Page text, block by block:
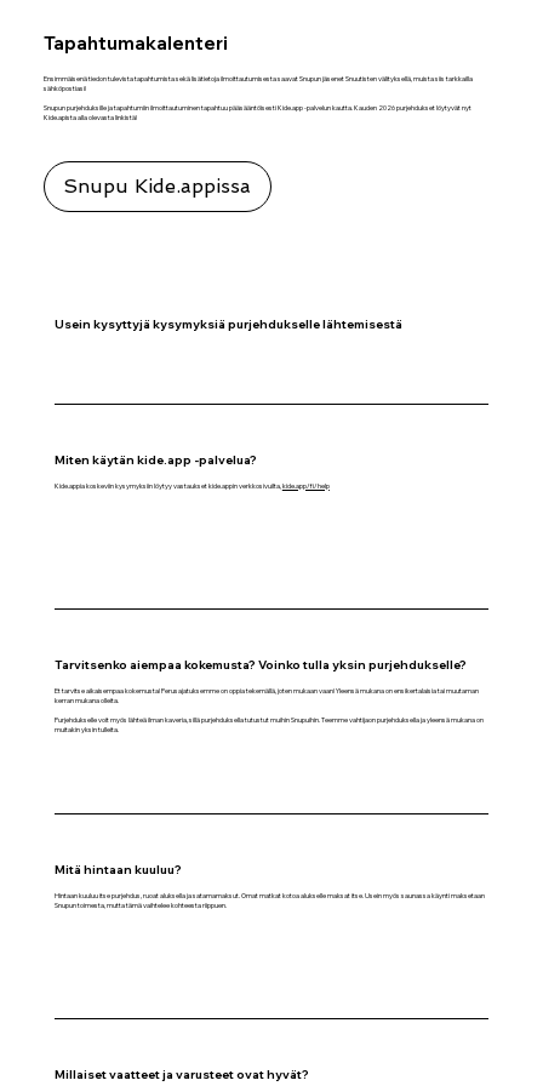
Tapahtumakalenteri
Ensimmäisenä tiedon tulevista tapahtumista sekä lisätietoja ilmoittautumisesta saavat Snupun jäsenet Snuutisten välityksellä, muista siis tarkkailla
sähköpostiasi!
Snupun purjehduksille ja tapahtumiin ilmoittautuminen tapahtuu pääsääntöisesti Kide.app -palvelun kautta. Kauden 2026 purjehdukset löytyvät nyt
Kide.apista alla olevasta linkistä!
Snupu Kide.appissa
Usein kysyttyjä kysymyksiä purjehdukselle lähtemisestä
Miten käytän kide.app -palvelua?
Kide.appia koskeviin kysymyksiin löytyy vastaukset kide.appin verkkosivuilta, kide.app/fi/help
Tarvitsenko aiempaa kokemusta? Voinko tulla yksin purjehdukselle?
Et tarvitse aikaisempaa kokemusta! Perusajatuksemme on oppia tekemällä, joten mukaan vaan! Yleensä mukana on ensikertalaisia tai muutaman
kerran mukana olleita.
Purjehdukselle voit myös lähteä ilman kaveria, sillä purjehduksella tutustut muihin Snupuihin. Teemme vahtijaon purjehduksella ja yleensä mukana on
muitakin yksin tulleita.
Mitä hintaan kuuluu?
Hintaan kuuluu itse purjehdus, ruoat aluksella ja satamamaksut. Omat matkat kotoa alukselle maksat itse. Usein myös saunassa käynti maksetaan
Snupun toimesta, mutta tämä vaihtelee kohteesta riippuen.
Millaiset vaatteet ja varusteet ovat hyvät?